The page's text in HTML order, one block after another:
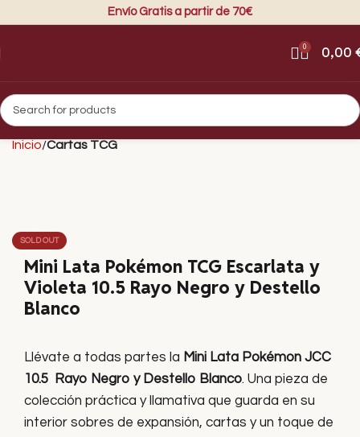
Envío Gratis a partir de 70€
0 0,00
Inicio Cartas TCG
SOLD OUT
Mini Lata Pokémon TCG Escarlata y
Violeta 10.5 Rayo Negro y Destello
Blanco
Llévate a todas partes la Mini Lata Pokémon JCC
10.5 Rayo Negro y Destello Blanco. Una pieza de
colección práctica y llamativa que guarda en su
interior sobres de expansión, cartas y un toque de